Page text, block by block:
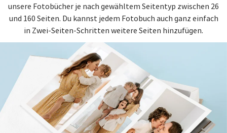
unsere Fotobücher je nach gewähltem Seitentyp zwischen 26
und 160 Seiten. Du kannst jedem Fotobuch auch ganz einfach
in Zwei-Seiten-Schritten weitere Seiten hinzufügen.